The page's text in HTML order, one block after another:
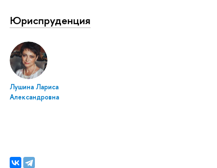
Юриспруденция
Лушина Лариса
Александровна